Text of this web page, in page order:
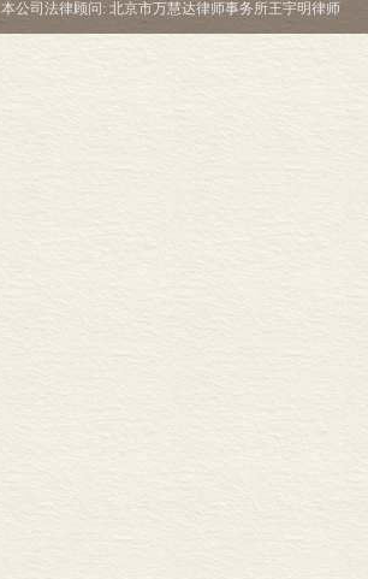
本公司法律顾问: 北京市万慧达律师事务所王宇明律师